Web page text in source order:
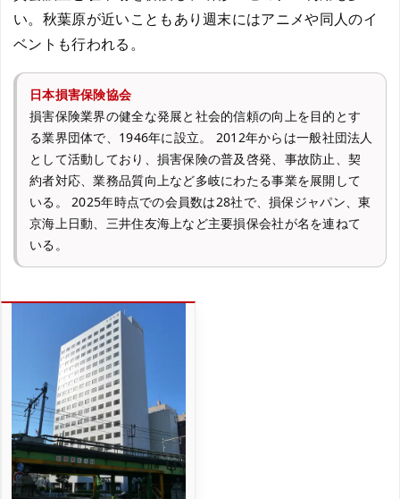
い。秋葉原が近いこともあり週末にはアニメや同人のイ
ベントも行われる。
日本損害保険協会
損害保険業界の健全な発展と社会的信頼の向上を目的とす
る業界団体で、1946年に設立。 2012年からは一般社団法人
として活動しており、損害保険の普及啓発、事故防止、契
約者対応、業務品質向上など多岐にわたる事業を展開して
いる。 2025年時点での会員数は28社で、損保ジャパン、東
京海上日動、三井住友海上など主要損保会社が名を連ねて
いる。